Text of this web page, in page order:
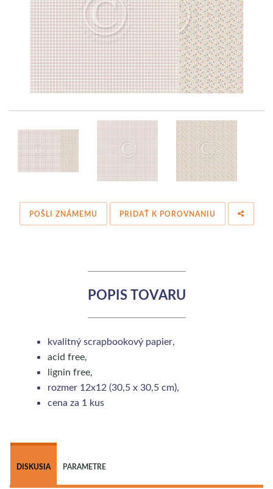
POŠLI ZNÁMEMU PRIDAŤ K POROVNANIU
POPIS TOVARU
kvalitný scrapbookový papier,
acid free,
lignin free,
rozmer 12x12 (30,5 x 30,5 cm),
cena za 1 kus
DISKUSIA PARAMETRE